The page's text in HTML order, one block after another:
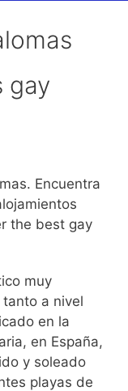
gay
Encuentra
the best gay
muy
a nivel
en la
en España,
y soleado
playas de